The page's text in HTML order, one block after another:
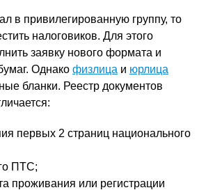
в привилегированную группу, то
налоговиков. Для этого
заявку нового формата и
Однако физлица и юрлица
бланки. Реестр документов
первых 2 страниц национального
ПТС;
проживания или регистрации